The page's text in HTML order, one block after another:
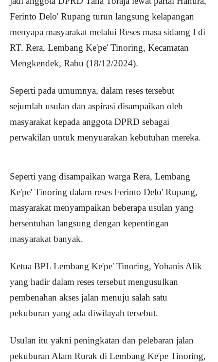
Ferinto Delo' Rupang turun langsung kelapangan
menyapa masyarakat melalui Reses masa sidamg I di
RT. Rera, Lembang Ke'pe' Tinoring, Kecamatan
Mengkendek, Rabu (18/12/2024).
Seperti pada umumnya, dalam reses tersebut
sejumlah usulan dan aspirasi disampaikan oleh
masyarakat kepada anggota DPRD sebagai
perwakilan untuk menyuarakan kebutuhan mereka.
Seperti yang disampaikan warga Rera, Lembang
Ke'pe' Tinoring dalam reses Ferinto Delo' Rupang,
masyarakat menyampaikan beberapa usulan yang
bersentuhan langsung dengan kepentingan
masyarakat banyak.
Ketua BPL Lembang Ke'pe' Tinoring, Yohanis Alik
yang hadir dalam reses tersebut mengusulkan
pembenahan akses jalan menuju salah satu
pekuburan yang ada diwilayah tersebut.
Usulan itu yakni peningkatan dan pelebaran jalan
pekuburan Alam Rurak di Lembang Ke'pe Tinoring,